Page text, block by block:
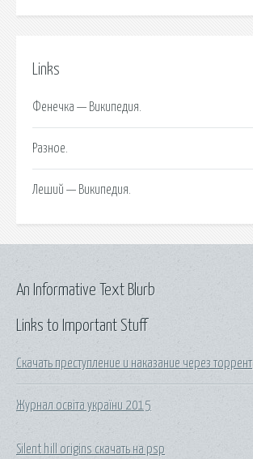
Links
Фенечка — Википедия.
Разное.
Леший — Википедия.
Links to Important Stuff
Скачать преступление и наказание через торрент
Журнал освіта україни 2015
Silent hill origins скачать на psp
An Informative Text Blurb